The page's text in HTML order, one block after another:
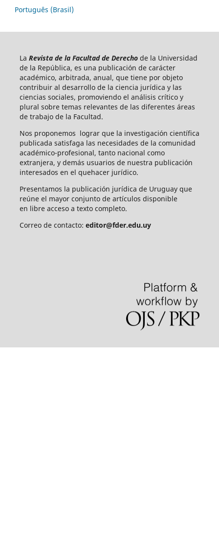
Português (Brasil)
La Revista de la Facultad de Derecho de la Universidad
de la República, es una publicación de carácter
académico, arbitrada, anual, que tiene por objeto
contribuir al desarrollo de la ciencia jurídica y las
ciencias sociales, promoviendo el análisis crítico y
plural sobre temas relevantes de las diferentes áreas
de trabajo de la Facultad.
Nos proponemos lograr que la investigación científica
publicada satisfaga las necesidades de la comunidad
académico-profesional, tanto nacional como
extranjera, y demás usuarios de nuestra publicación
interesados en el quehacer jurídico.
Presentamos la publicación jurídica de Uruguay que
reúne el mayor conjunto de artículos disponible
en libre acceso a texto completo.
Correo de contacto: editor@fder.edu.uy